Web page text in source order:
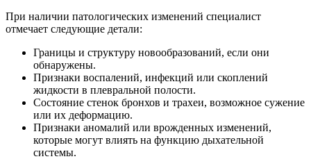
При наличии патологических изменений специалист
отмечает следующие детали:
Границы и структуру новообразований, если они
обнаружены.
Признаки воспалений, инфекций или скоплений
жидкости в плевральной полости.
Состояние стенок бронхов и трахеи, возможное сужение
или их деформацию.
Признаки аномалий или врожденных изменений,
которые могут влиять на функцию дыхательной
системы.